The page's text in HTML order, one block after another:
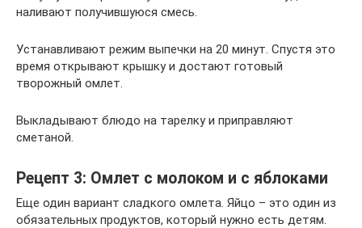
наливают получившуюся смесь.
Устанавливают режим выпечки на 20 минут. Спустя это
время открывают крышку и достают готовый
творожный омлет.
Выкладывают блюдо на тарелку и приправляют
сметаной.
Рецепт 3: Омлет с молоком и с яблоками
Еще один вариант сладкого омлета. Яйцо – это один из
обязательных продуктов, который нужно есть детям.